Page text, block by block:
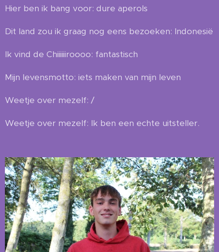
Hier ben ik bang voor: dure aperols
Dit land zou ik graag nog eens bezoeken: Indonesië
Ik vind de Chiiiiiiroooo: fantastisch
Mijn levensmotto: iets maken van mijn leven
Weetje over mezelf: /
Weetje over mezelf: Ik ben een echte uitsteller.